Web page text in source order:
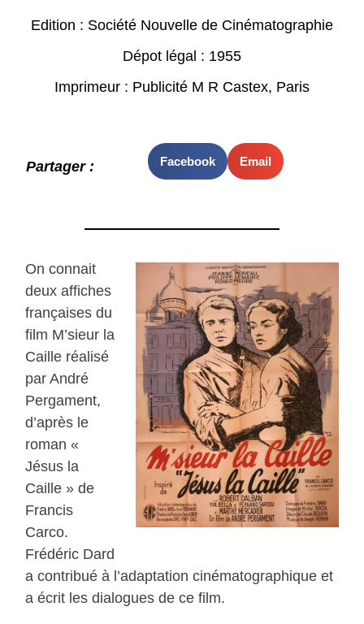
Edition : Société Nouvelle de Cinématographie
Dépot légal : 1955
Imprimeur : Publicité M R Castex, Paris
Partager : Facebook Email
On connait
deux affiches
françaises du
film M’sieur la
Caille réalisé
par André
Pergament,
d’après le
roman «
Jésus la
Caille » de
Francis
Carco.
Frédéric Dard
a contribué à l’adaptation cinématographique et
a écrit les dialogues de ce film.